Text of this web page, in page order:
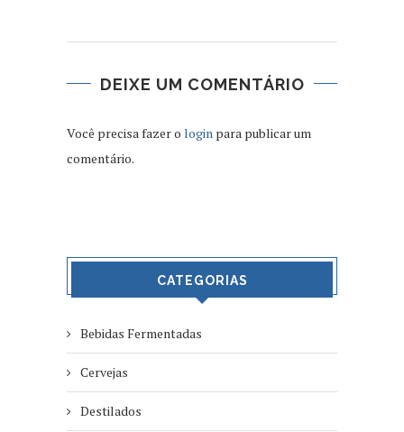
DEIXE UM COMENTÁRIO
Você precisa fazer o login para publicar um
comentário.
CATEGORIAS
Bebidas Fermentadas
Cervejas
Destilados